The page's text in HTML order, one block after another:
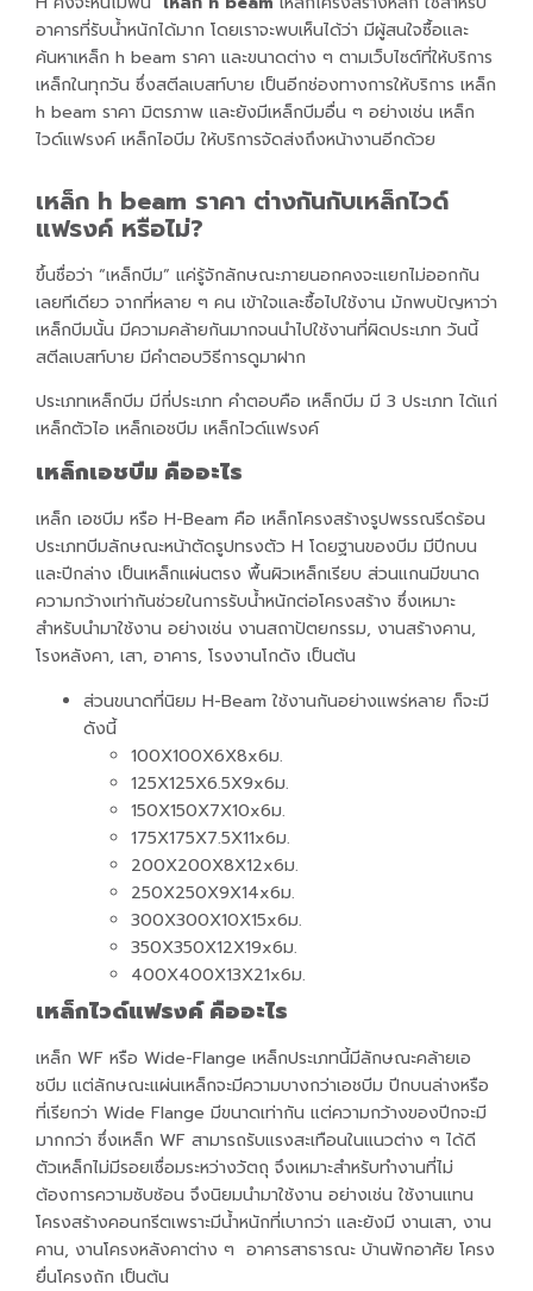
อาคารที่รับน้ำหนักได้มาก โดยเราจะพบเห็นได้ว่า มีผู้สนใจซื้อและ
ค้นหาเหล็ก h beam ราคา และขนาดต่าง ๆ ตามเว็บไซต์ที่ให้บริการ
เหล็กในทุกวัน ซึ่งสตีลเบสท์บาย เป็นอีกช่องทางการให้บริการ เหล็ก
h beam ราคา มิตรภาพ และยังมีเหล็กบีมอื่น ๆ อย่างเช่น เหล็ก
ไวด์แฟรงค์ เหล็กไอบีม ให้บริการจัดส่งถึงหน้างานอีกด้วย
เหล็ก h beam ราคา ต่างกันกับเหล็กไวด์
แฟรงค์ หรือไม่?
ขึ้นชื่อว่า “เหล็กบีม” แค่รู้จักลักษณะภายนอกคงจะแยกไม่ออกกัน
เลยทีเดียว จากที่หลาย ๆ คน เข้าใจและซื้อไปใช้งาน มักพบปัญหาว่า
เหล็กบีมนั้น มีความคล้ายกันมากจนนำไปใช้งานที่ผิดประเภท วันนี้
สตีลเบสท์บาย มีคำตอบวิธีการดูมาฝาก
ประเภทเหล็กบีม มีกี่ประเภท คำตอบคือ เหล็กบีม มี 3 ประเภท ได้แก่
เหล็กตัวไอ เหล็กเอชบีม เหล็กไวด์แฟรงค์
เหล็กเอชบีม คืออะไร
เหล็ก เอชบีม หรือ H-Beam คือ เหล็กโครงสร้างรูปพรรณรีดร้อน
ประเภทบีมลักษณะหน้าตัดรูปทรงตัว H โดยฐานของบีม มีปีกบน
และปีกล่าง เป็นเหล็กแผ่นตรง พื้นผิวเหล็กเรียบ ส่วนแกนมีขนาด
ความกว้างเท่ากันช่วยในการรับน้ำหนักต่อโครงสร้าง ซึ่งเหมาะ
สำหรับนำมาใช้งาน อย่างเช่น งานสถาปัตยกรรม, งานสร้างคาน,
โรงหลังคา, เสา, อาคาร, โรงงานโกดัง เป็นต้น
ส่วนขนาดที่นิยม H-Beam ใช้งานกันอย่างแพร่หลาย ก็จะมี
ดังนี้
100X100X6X8x6ม.
125X125X6.5X9x6ม.
150X150X7X10x6ม.
175X175X7.5X11x6ม.
200X200X8X12x6ม.
250X250X9X14x6ม.
300X300X10X15x6ม.
350X350X12X19x6ม.
400X400X13X21x6ม.
เหล็กไวด์แฟรงค์ คืออะไร
เหล็ก WF หรือ Wide-Flange เหล็กประเภทนี้มีลักษณะคล้ายเอ
ชบีม แต่ลักษณะแผ่นเหล็กจะมีความบางกว่าเอชบีม ปีกบนล่างหรือ
ที่เรียกว่า Wide Flange มีขนาดเท่ากัน แต่ความกว้างของปีกจะมี
มากกว่า ซึ่งเหล็ก WF สามารถรับแรงสะเทือนในแนวต่าง ๆ ได้ดี
ตัวเหล็กไม่มีรอยเชื่อมระหว่างวัตถุ จึงเหมาะสำหรับทำงานที่ไม่
ต้องการความซับซ้อน จึงนิยมนำมาใช้งาน อย่างเช่น ใช้งานแทน
โครงสร้างคอนกรีตเพราะมีน้ำหนักที่เบากว่า และยังมี งานเสา, งาน
คาน, งานโครงหลังคาต่าง ๆ อาคารสาธารณะ บ้านพักอาศัย โครง
ยื่นโครงถัก เป็นต้น